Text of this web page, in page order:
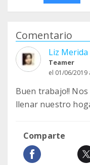
Comentario
Liz Merida
Teamer
el 01/06/2019
Buen trabajo!!
llenar nuestro
Comparte